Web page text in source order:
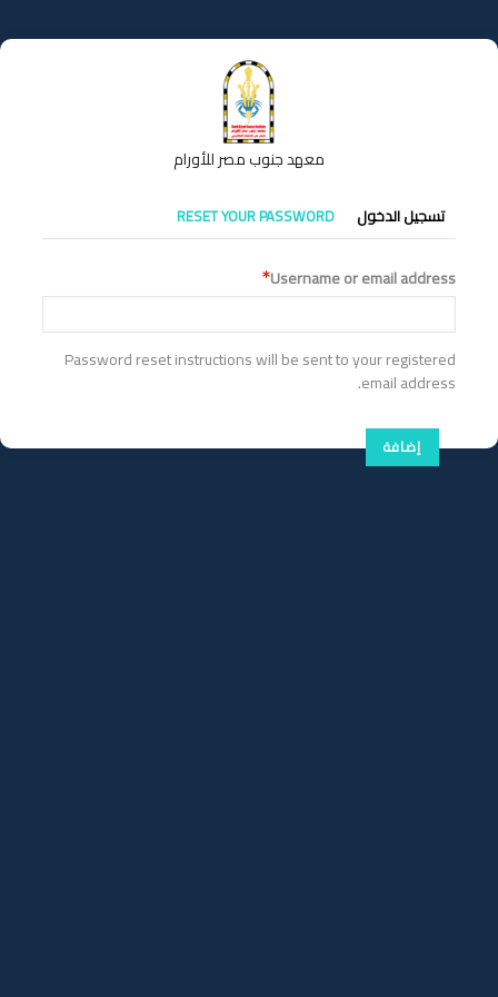
إلى
المحتوى
معهد جنوب مصر للأورام
التبويبات
الأساسية
تسجيل الدخول RESET YOUR PASSWORD
Username or email address
Password reset instructions will be sent to your registered
email address.